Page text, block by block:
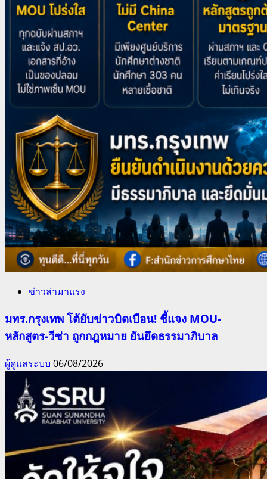
ข่าวล่ามาแรง
มทร.กรุงเทพ โต้ยับข่าวบิดเบือน! ชี้แจง MOU-
หลักสูตร-วีซ่า ถูกกฎหมาย ยันยึดธรรมาภิบาล
ผู้ดูแลระบบ 06/08/2026